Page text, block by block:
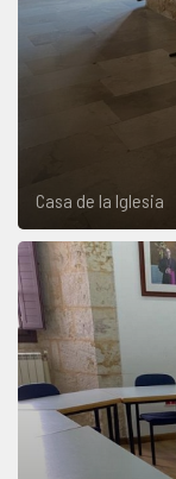
Casa de la Iglesia